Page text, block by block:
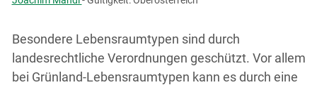
Besondere Lebensraumtypen sind durch
landesrechtliche Verordnungen geschützt. Vor allem
bei Grünland-Lebensraumtypen kann es durch eine